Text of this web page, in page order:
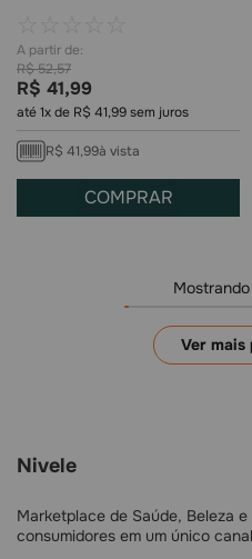
R$52,57
R$ 41,99
até1x de R$ 41,99sem juros
R$ 41,99à vista
COMPRAR
Mostrando
Nivele
Marketplace de Saúde, Beleza
consumidores em um único canal